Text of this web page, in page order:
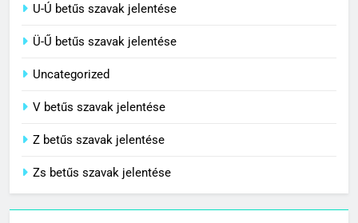
U-Ú betűs szavak jelentése
Ü-Ű betűs szavak jelentése
Uncategorized
V betűs szavak jelentése
Z betűs szavak jelentése
Zs betűs szavak jelentése